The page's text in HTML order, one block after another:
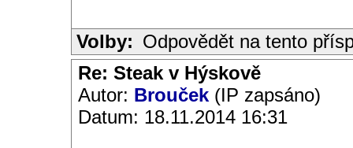
Volby: Odpovědět na tento
Re: Steak v Hýskově
Autor: Brouček (IP zapsáno)
Datum: 18.11.2014 16:31